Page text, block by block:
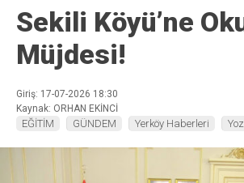
Sekili Köyü’ne
Müjdesi!
Giriş: 17-07-2026 18:30
Kaynak: ORHAN EKİNCİ
EĞİTİM GÜNDEM Yerköy Haberleri